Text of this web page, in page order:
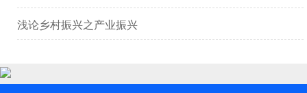
浅论乡村振兴之产业振兴